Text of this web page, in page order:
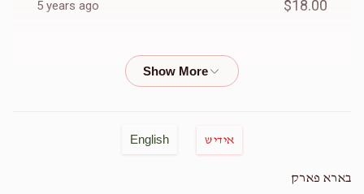
5 years ago $18.00
Luzer berger
Luzer berger
English אידיש
בארא פארק